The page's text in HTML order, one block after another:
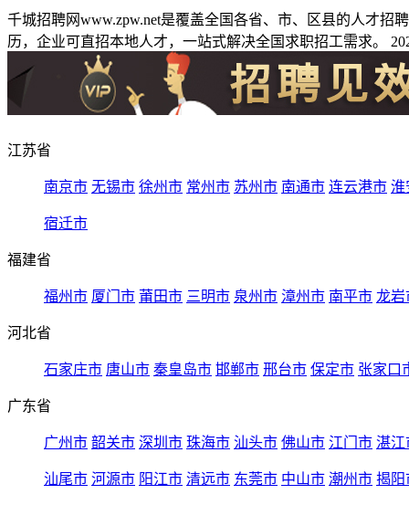
千城招聘网www.zpw.net是覆盖全国各省、市、区县的人才
历，企业可直招本地人才，一站式解决全国求职招工需求。
江苏省
南京市 无锡市 徐州市 常州市 苏州市 南通市 连云港市 淮
宿迁市
福建省
福州市 厦门市 莆田市 三明市 泉州市 漳州市 南平市 龙岩
河北省
石家庄市 唐山市 秦皇岛市 邯郸市 邢台市 保定市 张家口
广东省
广州市 韶关市 深圳市 珠海市 汕头市 佛山市 江门市 湛江
汕尾市 河源市 阳江市 清远市 东莞市 中山市 潮州市 揭阳